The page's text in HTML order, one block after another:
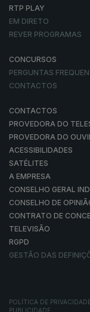
RTP PLAY
EM DIRETO
REVER PROGRAMAS
CONCURSOS
PERGUNTAS
CONTACTOS
CONTACTOS
PROVEDORA DO
PROVEDORA DO
ACESSIBILIDADES
SATÉLITES
A EMPRESA
CONSELHO GERAL
CONSELHO DE
CONTRATO DE
TELEVISÃO
RGPD
GESTÃO DAS
POLÍTICA DE PRIVACIDADE
PUBLICIDADE